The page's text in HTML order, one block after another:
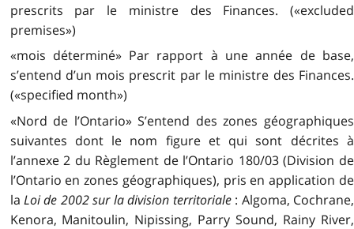
prescrits par le ministre des Finances. («excluded
premises»)
«mois déterminé» Par rapport à une année de base,
s’entend d’un mois prescrit par le ministre des Finances.
(«specified month»)
«Nord de l’Ontario» S’entend des zones géographiques
suivantes dont le nom figure et qui sont décrites à
l’annexe 2 du Règlement de l’Ontario 180/03 (Division de
l’Ontario en zones géographiques), pris en application de
laLoi de 2002 sur la division territoriale: Algoma, Cochrane,
Kenora, Manitoulin, Nipissing, Parry Sound, Rainy River,